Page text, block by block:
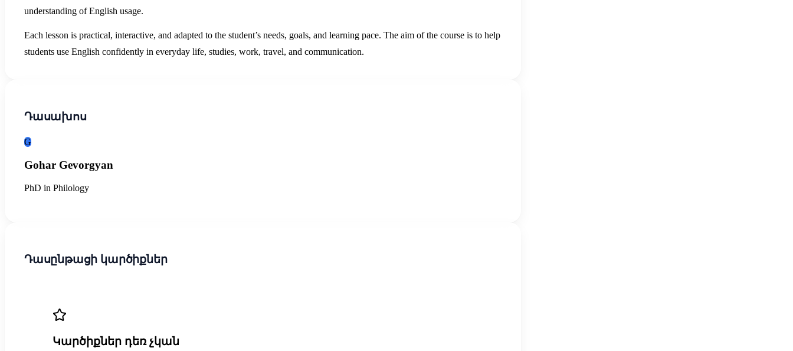
understanding of English usage.
Each lesson is practical, interactive, and adapted to the student’s needs, goals, and learning pace. The aim of the course is to help
students use English confidently in everyday life, studies, work, travel, and communication.
Դասախոս
G
Gohar Gevorgyan
PhD in Philology
Դասընթացի կարծիքներ
Կարծիքներ դեռ չկան